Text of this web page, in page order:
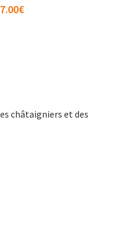
€
châtaigniers et des